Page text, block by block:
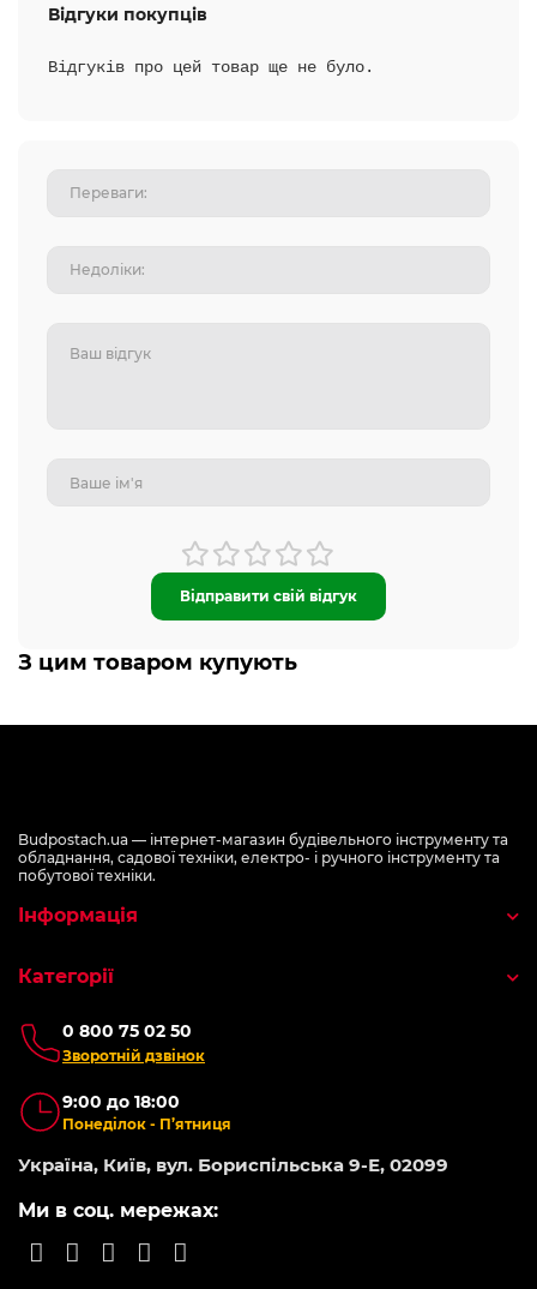
Відгуки покупців
Відгуків про цей товар ще не було.
Відправити свій відгук
З цим товаром купують
Budpostach.ua — інтернет-магазин будівельного інструменту та
обладнання, садової техніки, електро- і ручного інструменту та
побутової техніки.
0 800 75 02 50
Зворотній дзвінок
9:00 до 18:00
Понеділок - П’ятниця
Україна, Київ, вул. Бориспільська 9-Е, 02099
Ми в соц. мережах:
Інформація
Категорії